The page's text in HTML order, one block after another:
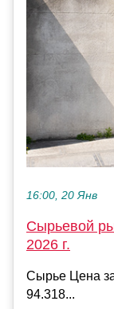
16:00, 20 Янв
Сырьевой
2026 г.
Сырье Цена
94.318...